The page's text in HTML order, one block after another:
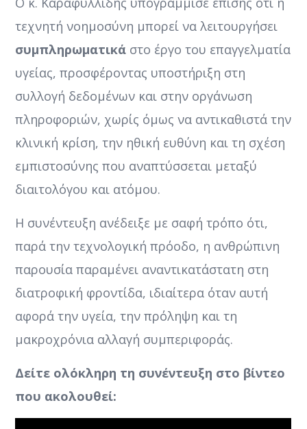
τεχνητή νοημοσύνη μπορεί να λειτουργήσει
συμπληρωματικά στο έργο του επαγγελματία
υγείας, προσφέροντας υποστήριξη στη
συλλογή δεδομένων και στην οργάνωση
πληροφοριών, χωρίς όμως να αντικαθιστά την
κλινική κρίση, την ηθική ευθύνη και τη σχέση
εμπιστοσύνης που αναπτύσσεται μεταξύ
διαιτολόγου και ατόμου.
Η συνέντευξη ανέδειξε με σαφή τρόπο ότι,
παρά την τεχνολογική πρόοδο, η ανθρώπινη
παρουσία παραμένει αναντικατάστατη στη
διατροφική φροντίδα, ιδιαίτερα όταν αυτή
αφορά την υγεία, την πρόληψη και τη
μακροχρόνια αλλαγή συμπεριφοράς.
Δείτε ολόκληρη τη συνέντευξη στο βίντεο
που ακολουθεί: